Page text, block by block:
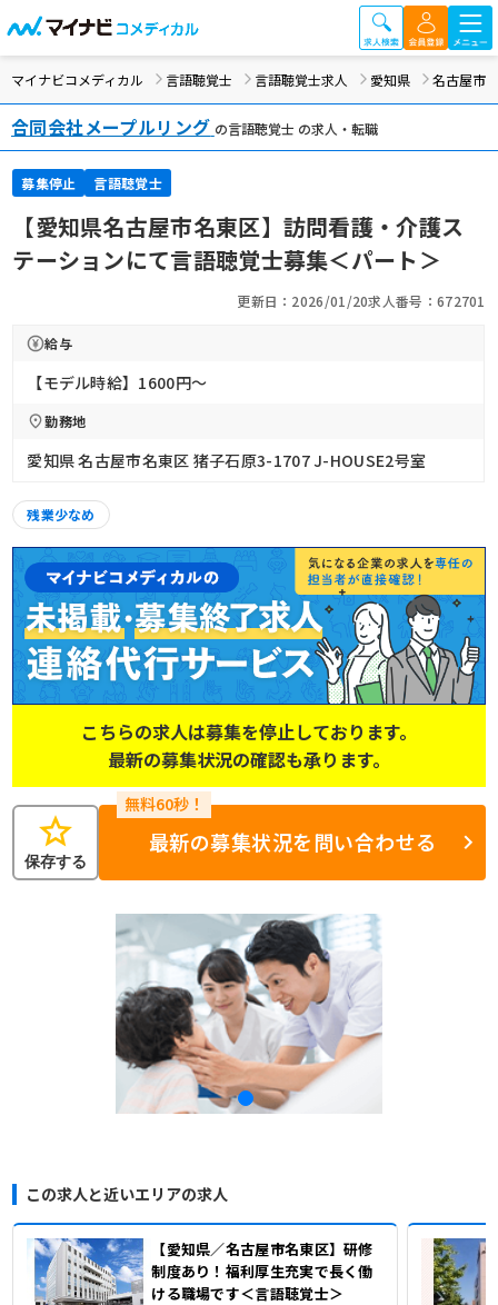
マイナビコメディカル 言語聴覚士 言語聴覚士求人 愛知県 名古屋市
合同会社メープルリング の言語聴覚士 の求人・転職
募集停止 言語聴覚士
【愛知県名古屋市名東区】訪問看護・介護ス
テーションにて言語聴覚士募集＜パート＞
更新日：2026/01/20求人番号：672701
給与
【モデル時給】1600円〜
勤務地
愛知県 名古屋市名東区 猪子石原3-1707 J-HOUSE2号室
残業少なめ
こちらの求人は募集を停止しております。
最新の募集状況の確認も承ります。
star
保存する
最新の募集状況を問い合わせる
この求人と近いエリアの求人
【愛知県／名古屋市名東区】研修
制度あり！福利厚生充実で長く働
ける職場です＜言語聴覚士＞